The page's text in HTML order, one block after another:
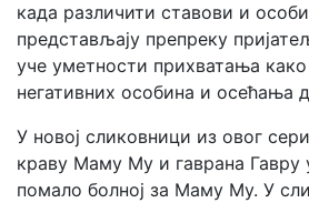
када различити ставови и
представљају препреку
уче уметности прихватања
негативних особина и осећања
У новој сликовници из овог
краву Маму Му и гаврана Гавру
помало болној за Маму Му. У